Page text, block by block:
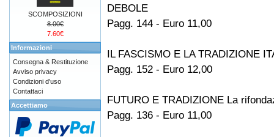
DEBOLE
Pagg. 144 - Euro 11,00
IL FASCISMO E LA TRADIZIONE
Pagg. 152 - Euro 12,00
FUTURO E TRADIZIONE La
Pagg. 136 - Euro 11,00
SCOMPOSIZIONI
8.00€
7.60€
Informazioni
Consegna & Restituzione
Avviso privacy
Condizioni d'uso
Contattaci
Accettiamo